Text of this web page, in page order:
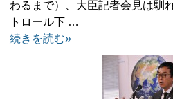
わるまで）、大臣記者会見は馴
トロール下 …
続きを読む»